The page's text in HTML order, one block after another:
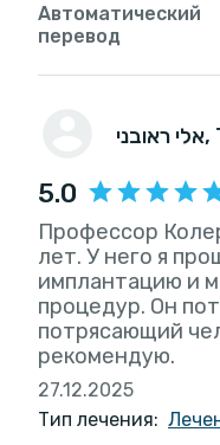
Автоматический
перевод
אלי ראובני,
5.0
Профессор
лет. У него я
имплантацию и
процедур. Он
потрясающий
рекомендую.
27.12.2025
Тип лечения: